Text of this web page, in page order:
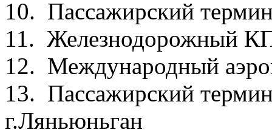
10. Пассажирский
11. Железнодорожный
12. Международный
13. Пассажирский
г.Ляньюньган